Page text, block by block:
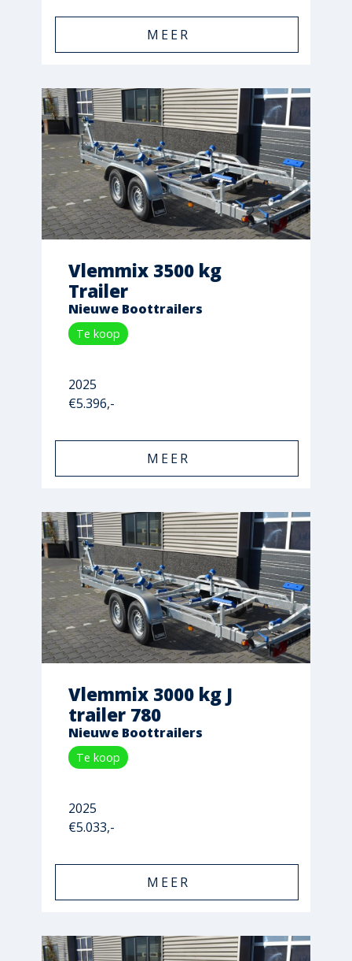
MEER
Vlemmix 3500 kg
Trailer
Nieuwe Boottrailers
Te koop
2025
€5.396,-
MEER
Vlemmix 3000 kg J
trailer 780
Nieuwe Boottrailers
Te koop
2025
€5.033,-
MEER